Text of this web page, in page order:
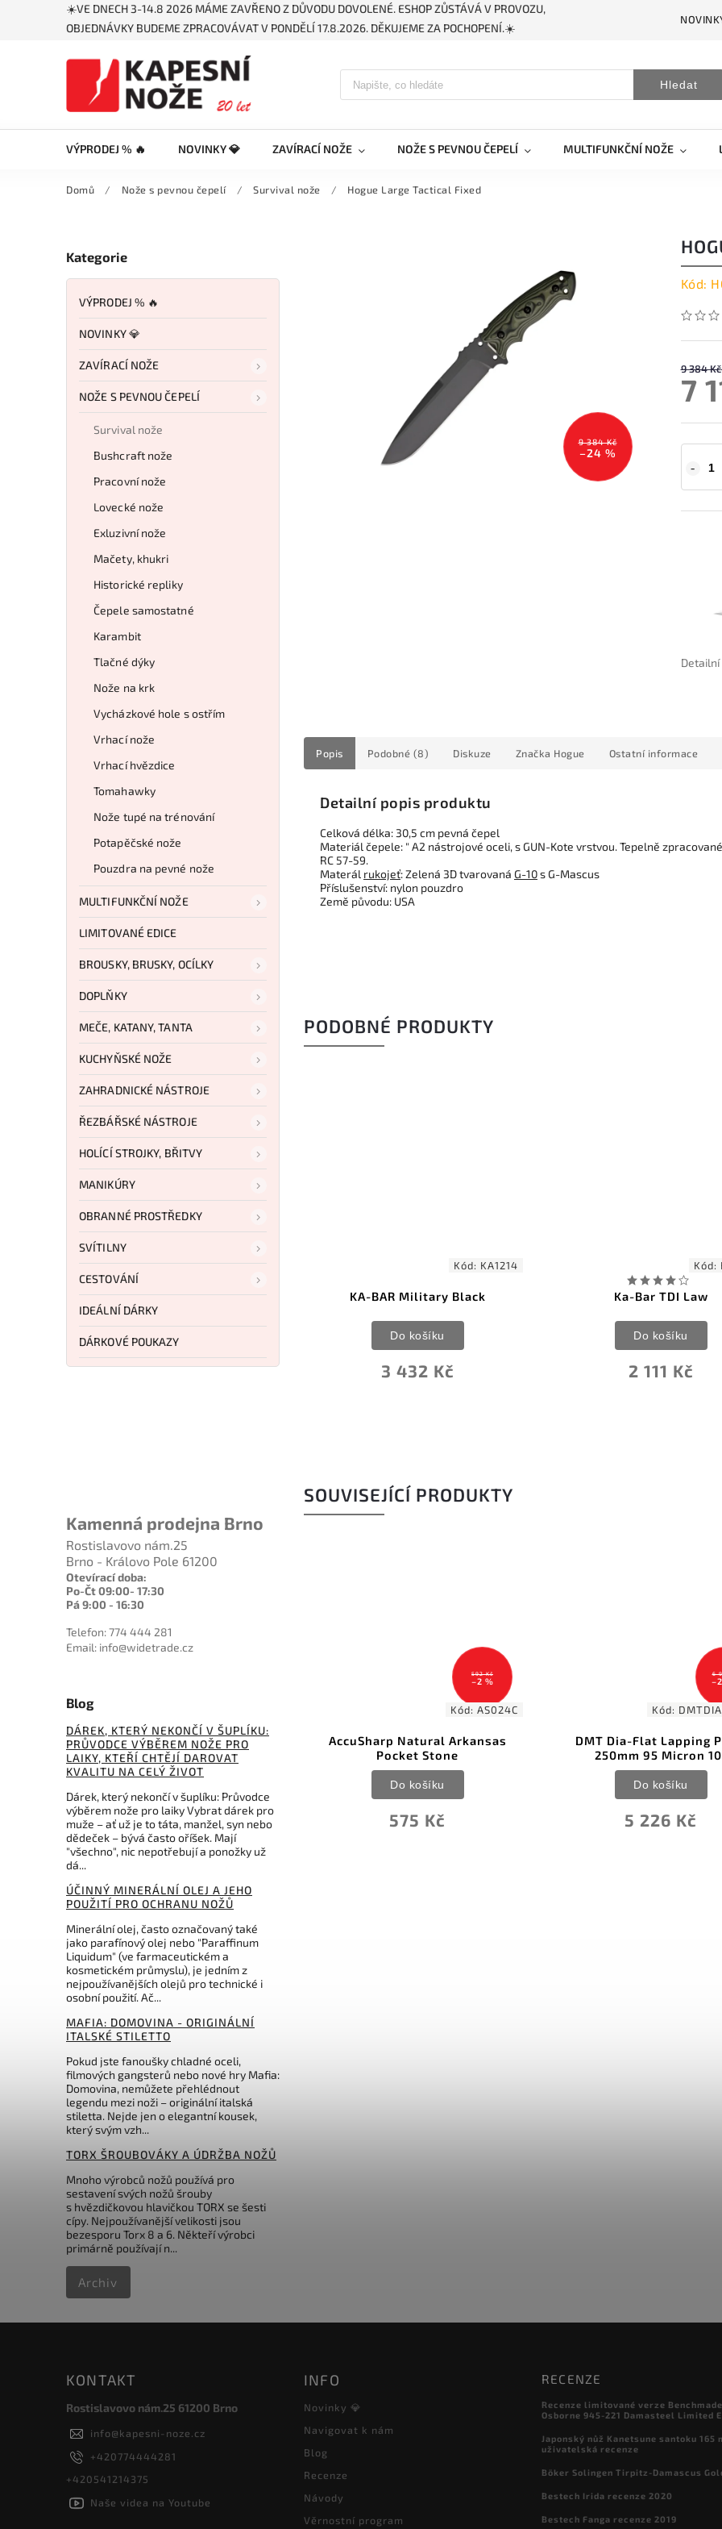
☀️VE DNECH 3-14.8 2026 MÁME ZAVŘENO Z DŮVODU DOVOLENÉ. ESHOP ZŮSTÁVÁ V PROVOZU,
OBJEDNÁVKY BUDEME ZPRACOVÁVAT V PONDĚLÍ 17.8.2026. DĚKUJEME ZA POCHOPENÍ.☀️
Hledat
VÝPRODEJ % 🔥 NOVINKY 💎 ZAVÍRACÍ NOŽE NOŽE S PEVNOU ČEPELÍ MULTIFUNKČNÍ NOŽE
Domů / Nože s pevnou čepelí / Survival nože / Hogue Large Tactical Fixed
Kategorie
VÝPRODEJ % 🔥
NOVINKY 💎
ZAVÍRACÍ NOŽE
NOŽE S PEVNOU ČEPELÍ
Survival nože
Bushcraft nože
Pracovní nože
Lovecké nože
Exluzivní nože
Mačety, khukri
Historické repliky
Čepele samostatné
Karambit
Tlačné dýky
Nože na krk
Vycházkové hole s ostřím
Vrhací nože
Vrhací hvězdice
Tomahawky
Nože tupé na trénování
Potapěčské nože
Pouzdra na pevné nože
MULTIFUNKČNÍ NOŽE
LIMITOVANÉ EDICE
BROUSKY, BRUSKY, OCÍLKY
DOPLŇKY
MEČE, KATANY, TANTA
KUCHYŇSKÉ NOŽE
ZAHRADNICKÉ NÁSTROJE
ŘEZBÁŘSKÉ NÁSTROJE
HOLÍCÍ STROJKY, BŘITVY
MANIKÚRY
OBRANNÉ PROSTŘEDKY
SVÍTILNY
CESTOVÁNÍ
IDEÁLNÍ DÁRKY
DÁRKOVÉ POUKAZY
Kamenná prodejna Brno
Rostislavovo nám.25
Brno - Královo Pole 61200
Otevírací doba:
Po-Čt 09:00- 17:30
Pá 9:00 - 16:30
Telefon: 774 444 281
Email: info@widetrade.cz
Blog
DÁREK, KTERÝ NEKONČÍ V ŠUPLÍKU:
PRŮVODCE VÝBĚREM NOŽE PRO
LAIKY, KTEŘÍ CHTĚJÍ DAROVAT
KVALITU NA CELÝ ŽIVOT
Dárek, který nekončí v šuplíku: Průvodce
výběrem nože pro laiky Vybrat dárek pro
muže – ať už je to táta, manžel, syn nebo
dědeček – bývá často oříšek. Mají
"všechno", nic nepotřebují a ponožky už
dá...
ÚČINNÝ MINERÁLNÍ OLEJ A JEHO
POUŽITÍ PRO OCHRANU NOŽŮ
Minerální olej, často označovaný také
jako parafínový olej nebo "Paraffinum
Liquidum" (ve farmaceutickém a
kosmetickém průmyslu), je jedním z
nejpoužívanějších olejů pro technické i
osobní použití. Ač...
MAFIA: DOMOVINA - ORIGINÁLNÍ
ITALSKÉ STILETTO
Pokud jste fanoušky chladné oceli,
filmových gangsterů nebo nové hry Mafia:
Domovina, nemůžete přehlédnout
legendu mezi noži – originální italská
stiletta. Nejde jen o elegantní kousek,
který svým vzh...
TORX ŠROUBOVÁKY A ÚDRŽBA NOŽŮ
Mnoho výrobců nožů používá pro
sestavení svých nožů šrouby
s hvězdičkovou hlavičkou TORX se šesti
cípy. Nejpoužívanější velikosti jsou
bezesporu Torx 8 a 6. Někteří výrobci
primárně používají n...
Archiv
9 384 Kč
–24 %
Kód:
9 384 Kč
7
Popis Podobné (8) Diskuze Značka Hogue Ostatní informace
Detailní popis produktu
Celková délka: 30,5 cm pevná čepel
Materiál čepele: " A2 nástrojové oceli, s GUN-Kote vrstvou. Tepelně
RC 57-59.
Materál rukojeť: Zelená 3D tvarovaná G-10s G-Mascus
Příslušenství: nylon pouzdro
Země původu: USA
PODOBNÉ PRODUKTY
Kód:KA1214
KA-BAR Military Black
3 432 Kč
Do košíku
Kód: KA1480
Ka-Bar TDI Law
2 111 Kč
Do košíku
Kód:
SOG Pentagon FX
6 623 Kč
Do košíku
SOUVISEJÍCÍ PRODUKTY
AccuSharp Natural Arkansas
Pocket Stone
575 Kč
6 918 Kč
–24 %
DMTDIAFLAT95
DMT Dia-Flat Lapping Plate
250mm 95 Micron 10"
5 226 Kč
Do košíku
Kód:
Cold Steel 2-in-1
Sharpener
513 Kč
Do košíku
KONTAKT
Rostislavovo nám.25 61200 Brno
info@kapesni-noze.cz
+420774444281
+420541214375
Naše videa na Youtube
INFO
Novinky 💎
Navigovat k nám
Blog
Recenze
Návody
Věrnostní program
RECENZE
Recenze limitované verze
Osborne 945-221 Damasteel Limited
Japonský nůž Kanetsune santoku 165
uživatelská recenze
Böker Solingen Tirpitz-Damascus
Bestech Irida recenze 2020
Bestech Fanga recenze 2019